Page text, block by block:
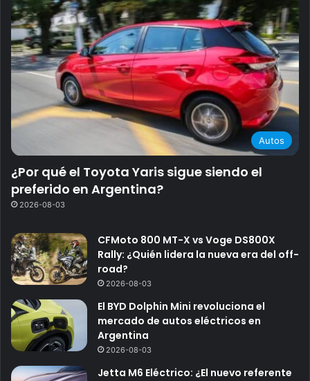
Autos
¿Por qué el Toyota Yaris sigue siendo el
preferido en Argentina?
2026-08-03
CFMoto 800 MT-X vs Voge DS800X
Rally: ¿Quién lidera la nueva era del off-
road?
2026-08-03
El BYD Dolphin Mini revoluciona el
mercado de autos eléctricos en
Argentina
2026-08-03
Jetta M6 Eléctrico: ¿El nuevo referente